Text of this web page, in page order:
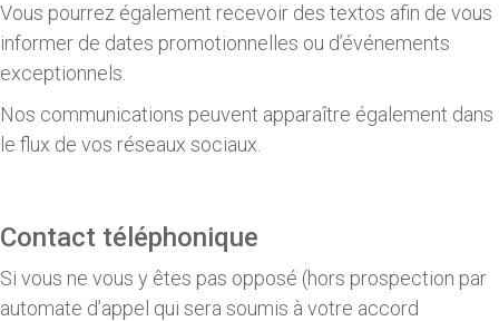
Vous pourrez également recevoir des textos afin de vous
informer de dates promotionnelles ou d’événements
exceptionnels.
Nos communications peuvent apparaître également dans
le flux de vos réseaux sociaux.
Contact téléphonique
Si vous ne vous y êtes pas opposé (hors prospection par
automate d’appel qui sera soumis à votre accord